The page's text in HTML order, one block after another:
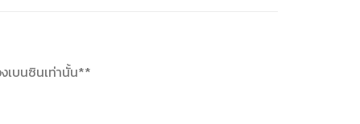
เบนซินเท่านั้น**